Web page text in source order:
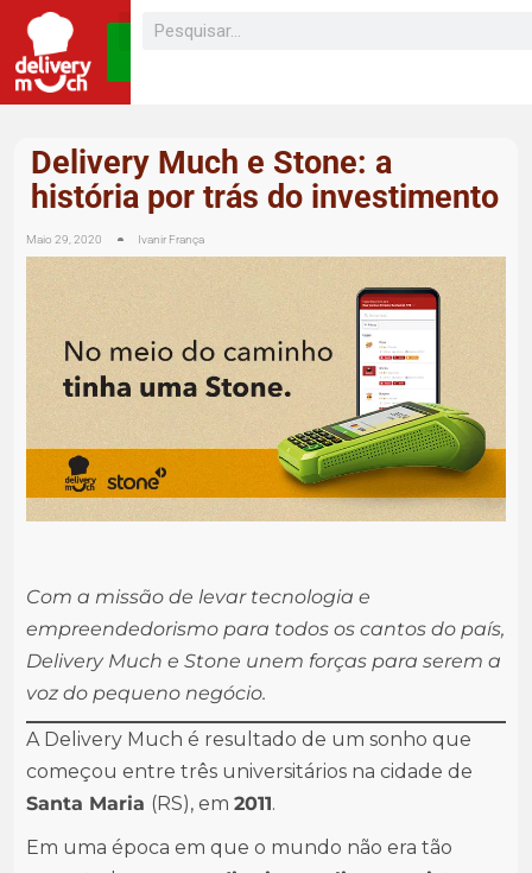
SEJA UM
Delivery Much e Stone: a
história por trás do investimento
Maio 29, 2020 Ivanir França
Com a missão de levar tecnologia e
empreendedorismo para todos os cantos do país,
Delivery Much e Stone unem forças para serem a
voz do pequeno negócio.
A Delivery Much é resultado de um sonho que
começou entre três universitários na cidade de
Santa Maria (RS), em 2011.
Em uma época em que o mundo não era tão